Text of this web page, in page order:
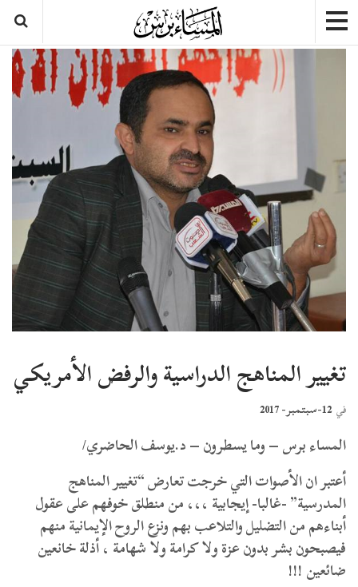
تغيير المناهج الدراسية والرفض الأمريكي
في 12-سبتمبر- 2017
المساء برس – وما يسطرون – د.يوسف الحاضري/
أعتبر ان الأصوات التي خرجت تعارض “تغيير المناهج
المدرسية” -غالبا- إيجابية ،،، من منطلق خوفهم على عقول
أبناءهم من التضليل والتلاعب بهم ونزع الروح الإيمانية منهم
فيصبحون بشر بدون عزة ولا كرامة ولا شهامة ، أذلة خانعين
ضائعين !!!